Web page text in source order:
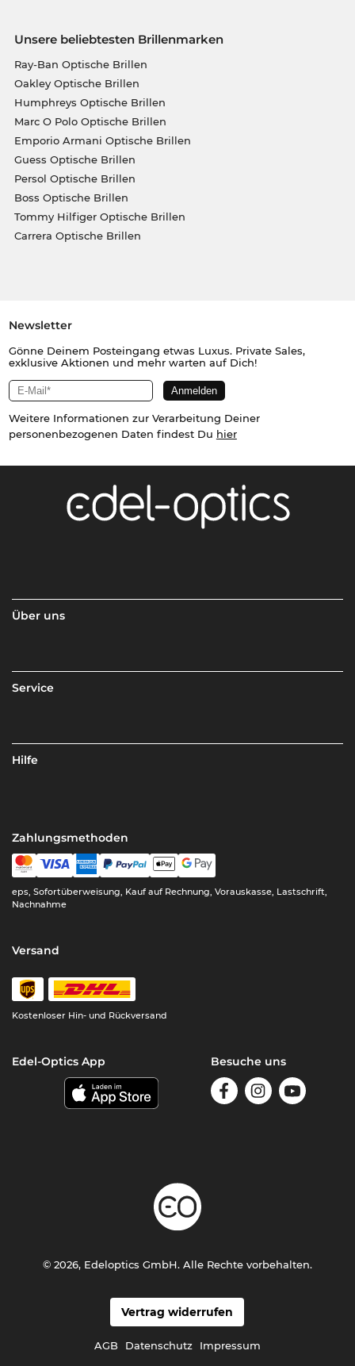
Unsere beliebtesten Brillenmarken
Ray-Ban Optische Brillen
Oakley Optische Brillen
Humphreys Optische Brillen
Marc O Polo Optische Brillen
Emporio Armani Optische Brillen
Guess Optische Brillen
Persol Optische Brillen
Boss Optische Brillen
Tommy Hilfiger Optische Brillen
Carrera Optische Brillen
Newsletter
Gönne Deinem Posteingang etwas Luxus. Private Sales,
exklusive Aktionen und mehr warten auf Dich!
Weitere Informationen zur Verarbeitung Deiner
personenbezogenen Daten findest Du hier
Über uns
Service
Hilfe
Zahlungsmethoden
eps, Sofortüberweisung, Kauf auf Rechnung, Vorauskasse, Lastschrift,
Nachnahme
Versand
Kostenloser Hin- und Rückversand
Edel-Optics App Besuche uns
Vertrag widerrufen
AGB Datenschutz Impressum
© 2026, Edeloptics GmbH. Alle Rechte vorbehalten.